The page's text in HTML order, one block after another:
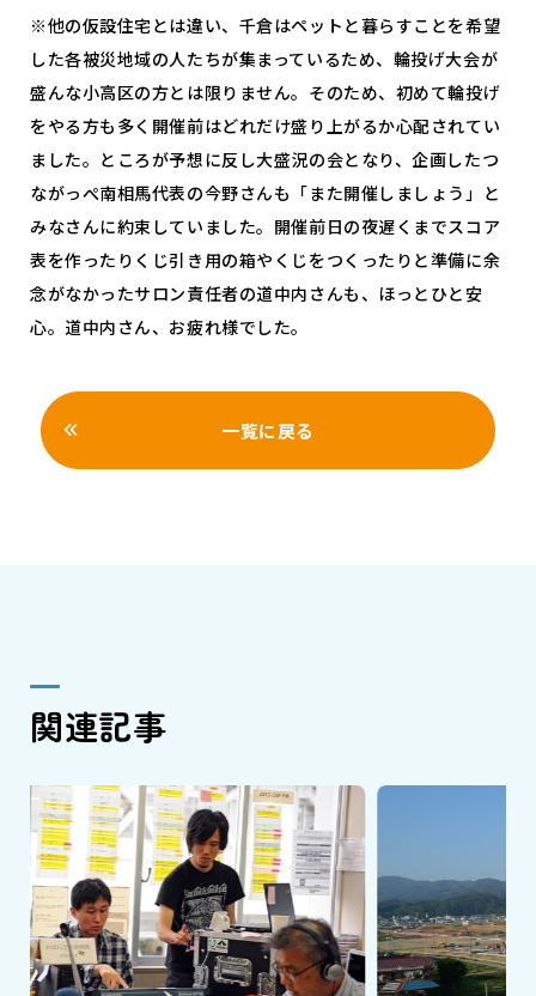
※他の仮設住宅とは違い、千倉はペットと暮らすことを希望
した各被災地域の人たちが集まっているため、輪投げ大会が
盛んな小高区の方とは限りません。そのため、初めて輪投げ
をやる方も多く開催前はどれだけ盛り上がるか心配されてい
ました。ところが予想に反し大盛況の会となり、企画したつ
ながっぺ南相馬代表の今野さんも「また開催しましょう」と
みなさんに約束していました。開催前日の夜遅くまでスコア
表を作ったりくじ引き用の箱やくじをつくったりと準備に余
念がなかったサロン責任者の道中内さんも、ほっとひと安
心。道中内さん、お疲れ様でした。
一覧に戻る
関連記事